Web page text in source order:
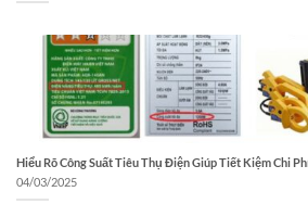
Hiểu Rõ Công Suất Tiêu Thụ Điện Giúp Tiết Kiệm Chi
04/03/2025